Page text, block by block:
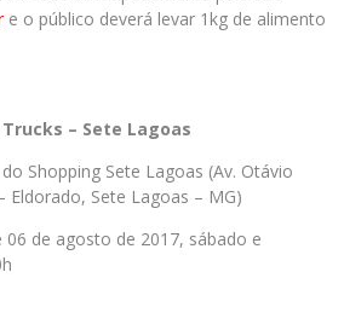
e o público deverá levar 1kg de alimento
– Sete Lagoas
Shopping Sete Lagoas (Av. Otávio
Eldorado, Sete Lagoas – MG)
06 de agosto de 2017, sábado e